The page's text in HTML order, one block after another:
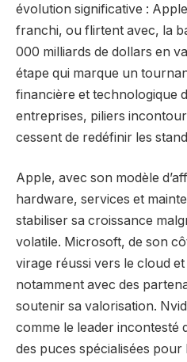
évolution significative :
franchi, ou flirtent avec, la
000 milliards de dollars en
étape qui marque un
financière et technologique
entreprises, piliers
cessent de redéfinir les
Apple, avec son modèle
hardware, services et
stabiliser sa croissance
volatile. Microsoft, de son
virage réussi vers le cloud
notamment avec des
soutenir sa valorisation.
comme le leader incontesté
des puces spécialisées pour